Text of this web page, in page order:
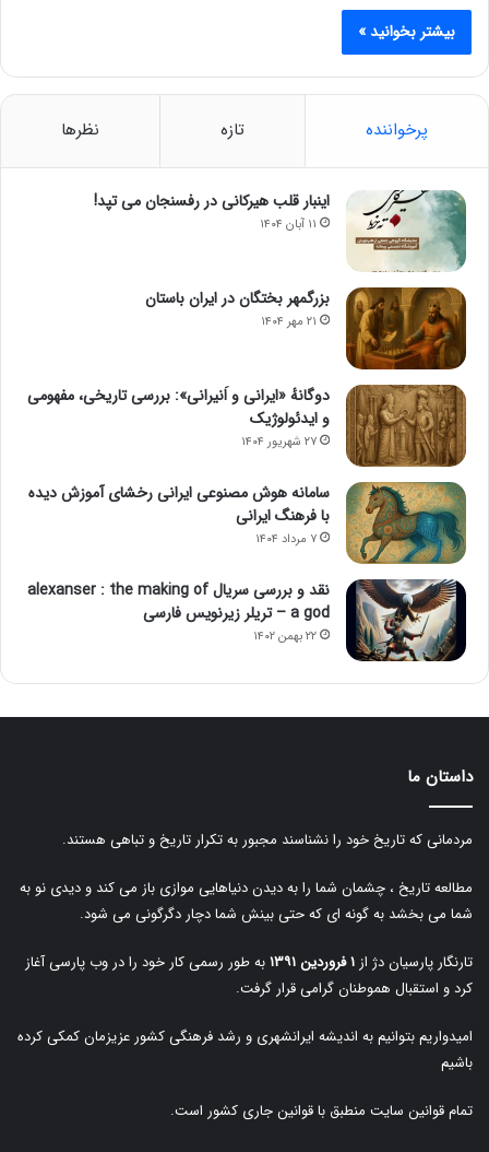
بیشتر بخوانید »
پرخواننده تازه نظرها
اینبار قلب هیرکانی در رفسنجان می تپد!
۱۱ آبان ۱۴۰۴
بزرگمهر بختگان در ایران باستان
۲۱ مهر ۱۴۰۴
دوگانهٔ «ایرانی و اَنیرانی»: بررسی تاریخی، مفهومی
و ایدئولوژیک
۲۷ شهریور ۱۴۰۴
سامانه هوش مصنوعی ایرانی رخشای آموزش دیده
با فرهنگ ایرانی
۷ مرداد ۱۴۰۴
نقد و بررسی سریال alexanser : the making of
a god – تریلر زیرنویس فارسی
۲۲ بهمن ۱۴۰۲
داستان ما
مردمانی که تاریخ خود را نشناسند مجبور به تکرار تاریخ و تباهی هستند.
مطالعه تاریخ ، چشمان شما را به دیدن دنیاهایی موازی باز می کند و دیدی نو به
شما می بخشد به گونه ای که حتی بینش شما دچار دگرگونی می شود.
تارنگار پارسیان دژ از ۱ فروردین ۱۳۹۱
به طور رسمی کار خود را در وب پارسی آغاز
کرد و استقبال هموطنان گرامی قرار گرفت.
امیدواریم بتوانیم به اندیشه ایرانشهری و رشد فرهنگی کشور عزیزمان کمکی کرده
باشیم
تمام قوانین سایت منطبق با قوانین جاری کشور است.